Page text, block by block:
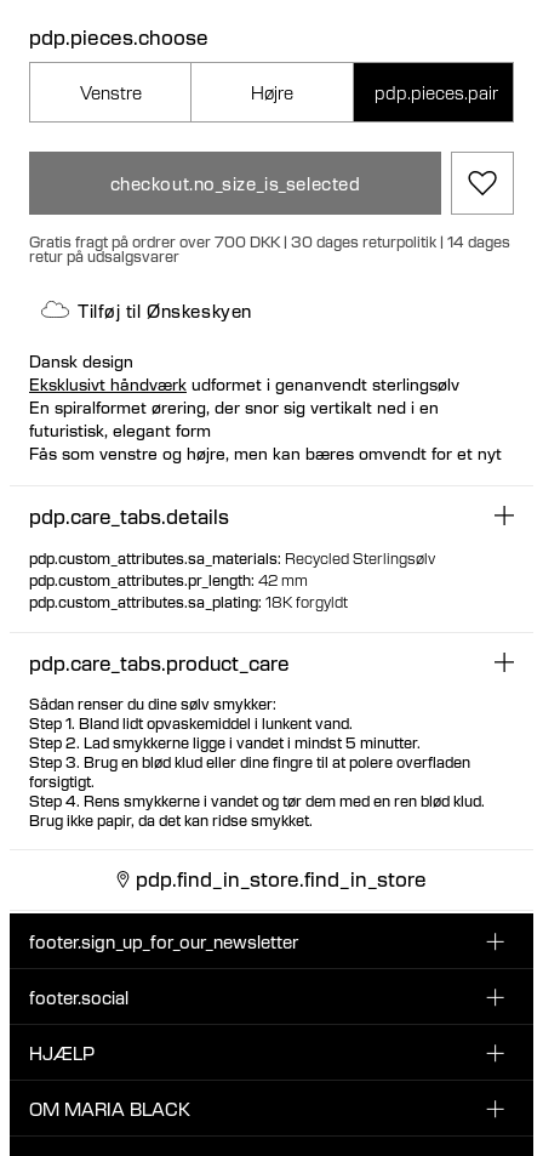
pdp.pieces.choose
Venstre Højre pdp.pieces.pair
checkout.no_size_is_selected
Gratis fragt på ordrer over 700 DKK | 30 dages returpolitik | 14 dages
retur på udsalgsvarer
Tilføj til Ønskeskyen
Dansk design
Eksklusivt håndværk udformet i genanvendt sterlingsølv
En spiralformet ørering, der snor sig vertikalt ned i en
futuristisk, elegant form
Fås som venstre og højre, men kan bæres omvendt for et nyt
Let og hulformet design
pdp.care_tabs.details
pdp.custom_attributes.sa_materials: Recycled Sterlingsølv
pdp.custom_attributes.pr_length: 42 mm
pdp.custom_attributes.sa_plating: 18K forgyldt
pdp.care_tabs.product_care
Sådan renser du dine sølv smykker:
Step 1. Bland lidt opvaskemiddel i lunkent vand.
Step 2. Lad smykkerne ligge i vandet i mindst 5 minutter.
Step 3. Brug en blød klud eller dine fingre til at polere overfladen
forsigtigt.
Step 4. Rens smykkerne i vandet og tør dem med en ren blød klud.
Brug ikke papir, da det kan ridse smykket.
pdp.find_in_store.find_in_store
footer.sign_up_for_our_newsletter
Tilmeld dig vores nyhedsbrev og vær den første til at blive
nyheder fra Maria Black.
footer.social
INSTAGRAM
TIKTOK
HJÆLP
KUNDESERVICE & KONTAKT
OM MARIA BLACK